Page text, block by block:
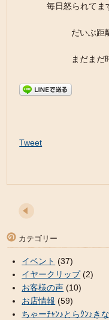
毎日怒られてま
だいぶ距
まだまだ
Tweet
カテゴリー
イベント (37)
イヤークリップ(2)
お客様の声 (10)
お店情報 (59)
ちゃーﾁｬﾝ♪とらｸﾝ♪き